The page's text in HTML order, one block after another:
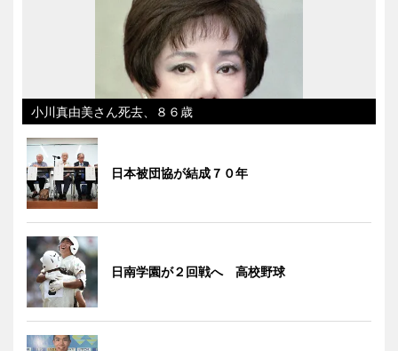
小川真由美さん死去、８６歳
日本被団協が結成７０年
日南学園が２回戦へ 高校野球